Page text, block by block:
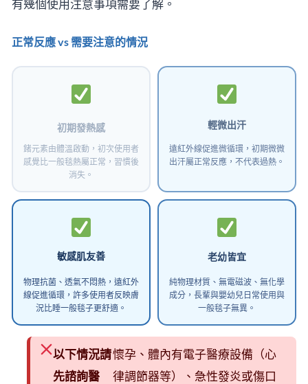
有幾個使用注意事項需要了解。
正常反應 vs 需要注意的情況
初期發熱感
鍺元素由體溫啟動，初次使用者
感覺比一般毯熱屬正常，習慣後
消失。
輕微出汗
遠紅外線促進微循環，初期微微
出汗屬正常反應，不代表過熱。
敏感肌友善
物理抗菌、透氣不悶熱，遠紅外
線促進循環，許多使用者反映膚
況比睡一般毯子更舒適。
老幼皆宜
純物理材質、無電磁波、無化學
成分，長輩與嬰幼兒日常使用與
一般毯子無異。
以下情況請
先諮詢醫
懷孕、體內有電子醫療設備（心
律調節器等）、急性發炎或傷口